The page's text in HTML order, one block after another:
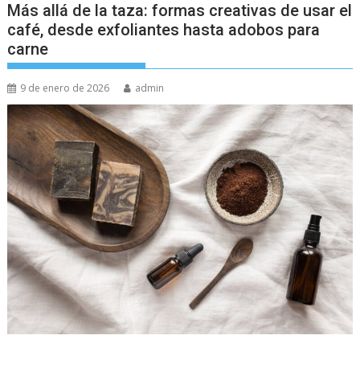
Más allá de la taza: formas creativas de usar el
café, desde exfoliantes hasta adobos para
carne
9 de enero de 2026 admin